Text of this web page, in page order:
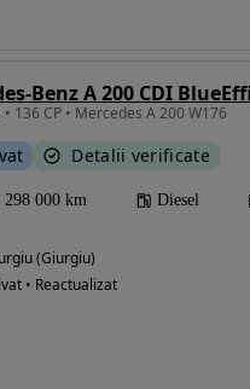
Benz A 200 CDI
136 CP • Mercedes A 200 W176
Detalii verificate
298 000 km Diesel
(Giurgiu)
• Reactualizat